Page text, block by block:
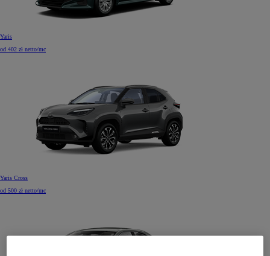
Yaris
od 402 zł netto/mc
Yaris Cross
od 500 zł netto/mc